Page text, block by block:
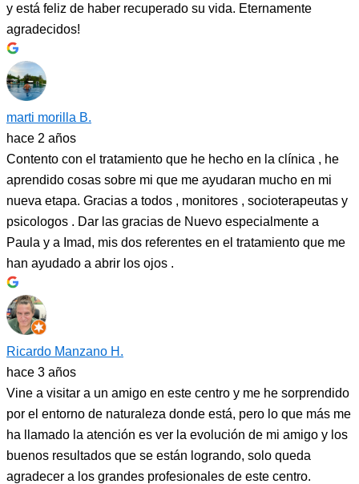
y está feliz de haber recuperado su vida. Eternamente
agradecidos!
marti morilla B.
hace 2 años
Contento con el tratamiento que he hecho en la clínica , he
aprendido cosas sobre mi que me ayudaran mucho en mi
nueva etapa. Gracias a todos , monitores , socioterapeutas y
psicologos . Dar las gracias de Nuevo especialmente a
Paula y a Imad, mis dos referentes en el tratamiento que me
han ayudado a abrir los ojos .
Ricardo Manzano H.
hace 3 años
Vine a visitar a un amigo en este centro y me he sorprendido
por el entorno de naturaleza donde está, pero lo que más me
ha llamado la atención es ver la evolución de mi amigo y los
buenos resultados que se están logrando, solo queda
agradecer a los grandes profesionales de este centro.